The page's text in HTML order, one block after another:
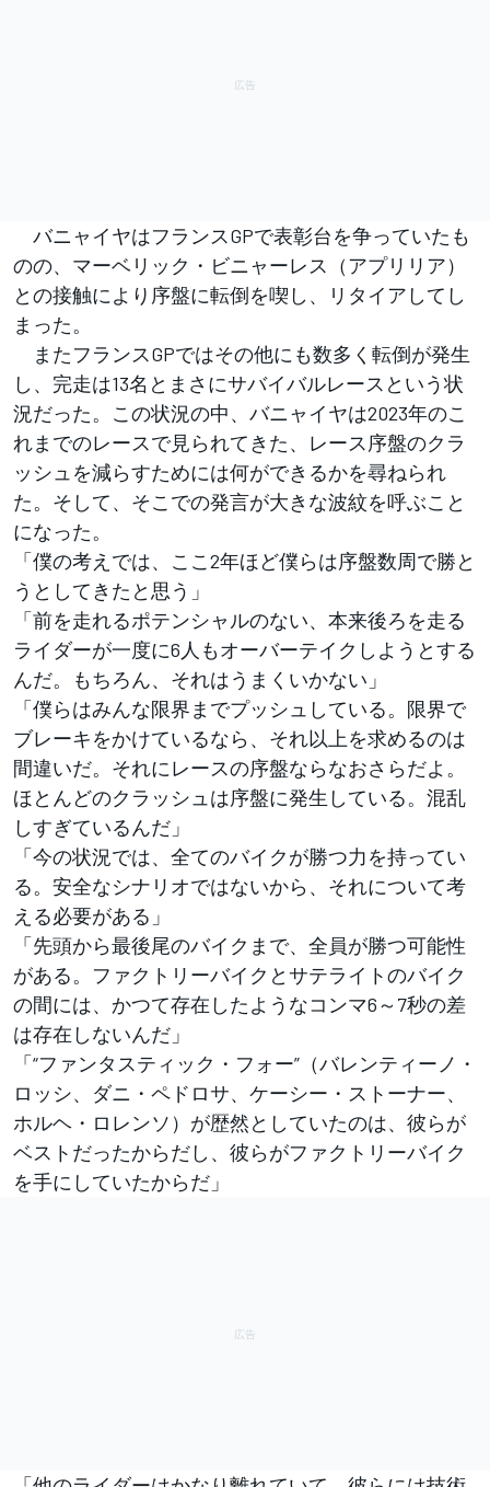
バニャイヤはフランスGPで表彰台を争っていたも
のの、マーベリック・ビニャーレス（アプリリア）
との接触により序盤に転倒を喫し、リタイアしてし
まった。
またフランスGPではその他にも数多く転倒が発生
し、完走は13名とまさにサバイバルレースという状
況だった。この状況の中、バニャイヤは2023年のこ
れまでのレースで見られてきた、レース序盤のクラ
ッシュを減らすためには何ができるかを尋ねられ
た。そして、そこでの発言が大きな波紋を呼ぶこと
になった。
「僕の考えでは、ここ2年ほど僕らは序盤数周で勝と
うとしてきたと思う」
「前を走れるポテンシャルのない、本来後ろを走る
ライダーが一度に6人もオーバーテイクしようとする
んだ。もちろん、それはうまくいかない」
「僕らはみんな限界までプッシュしている。限界で
ブレーキをかけているなら、それ以上を求めるのは
間違いだ。それにレースの序盤ならなおさらだよ。
ほとんどのクラッシュは序盤に発生している。混乱
しすぎているんだ」
「今の状況では、全てのバイクが勝つ力を持ってい
る。安全なシナリオではないから、それについて考
える必要がある」
「先頭から最後尾のバイクまで、全員が勝つ可能性
がある。ファクトリーバイクとサテライトのバイク
の間には、かつて存在したようなコンマ6～7秒の差
は存在しないんだ」
「“ファンタスティック・フォー”（バレンティーノ・
ロッシ、ダニ・ペドロサ、ケーシー・ストーナー、
ホルヘ・ロレンソ）が歴然としていたのは、彼らが
ベストだったからだし、彼らがファクトリーバイク
を手にしていたからだ」